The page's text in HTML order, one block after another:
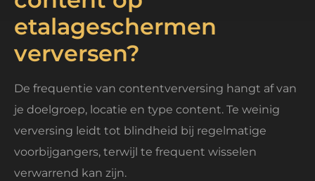
etalageschermen
verversen?
De frequentie van contentverversing hangt af van
je doelgroep, locatie en type content. Te weinig
verversing leidt tot blindheid bij regelmatige
voorbijgangers, terwijl te frequent wisselen
verwarrend kan zijn.